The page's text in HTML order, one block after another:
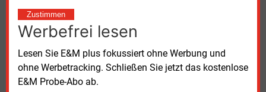
Zustimmen
Werbefrei lesen
Lesen Sie E&M plus fokussiert ohne Werbung und
ohne Werbetracking. Schließen Sie jetzt das kostenlose
E&M Probe-Abo ab.
auszukommen. Die Digitalisierung und andere
Innovationen böten große Möglichkeiten, den Bau
teurer Leitungen, Umspannwerke oder Speicher zu
begrenzen und das Netz trotzdem ausreichend zu
ertüchtigen. Auch bei der Planung, Genehmigung und
Finanzierung gebe es Effizienzpotentiale.